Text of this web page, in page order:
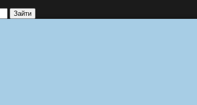
Зайти